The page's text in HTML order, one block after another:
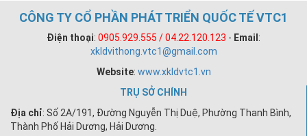
CÔNG TY CỔ PHẦN PHÁT TRIỂN QUỐC TẾ VTC1
Điện thoại: 0905.929.555 / 04.22.120.123 - Email :
xkldvithong.vtc1@gmail.com
Website: www.xkldvtc1.vn
TRỤ SỞ CHÍNH
Địa chỉ: Số 2A/191, Đường Nguyễn Thị Duệ, Phường Thanh Bình,
Thành Phố Hải Dương, Hải Dương.